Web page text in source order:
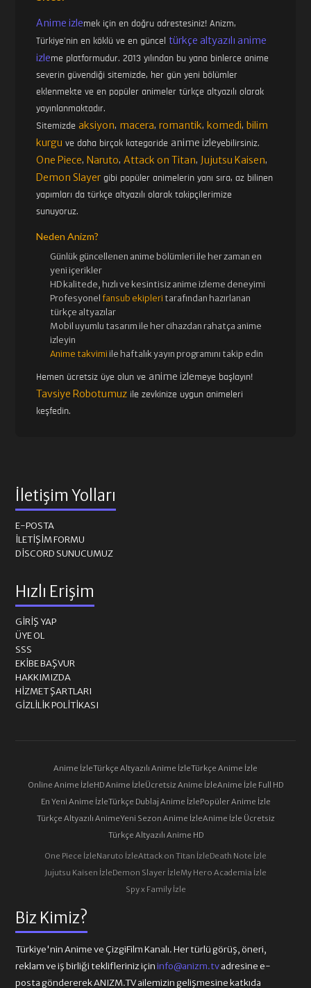
Anime izlemek için en doğru adrestesiniz! Anizm,
Türkiye'nin en köklü ve en günceltürkçe altyazılı anime
izleme platformudur. 2013 yılından bu yana binlerce anime
severin güvendiği sitemizde, her gün yeni bölümler
eklenmekte ve en popüler animeler türkçe altyazılı olarak
yayınlanmaktadır.
Sitemizdeaksiyon, macera,romantik, komedi, bilim
kurgu ve daha birçok kategoride anime izleyebilirsiniz.
One Piece, Naruto,Attack on Titan, Jujutsu Kaisen,
Demon Slayer gibi popüler animelerin yanı sıra, az bilinen
yapımları da türkçe altyazılı olarak takipçilerimize
sunuyoruz.
Neden Anizm?
Günlük güncellenen anime bölümleri ile her zaman en
yeni içerikler
HD kalitede, hızlı ve kesintisiz anime izleme deneyimi
Profesyonelfansub ekipleri tarafından hazırlanan
türkçe altyazılar
Mobil uyumlu tasarım ile her cihazdan rahatça anime
izleyin
Anime takvimi ile haftalık yayın programını takip edin
Hemen ücretsiz üye olun ve anime izlemeye başlayın!
Tavsiye Robotumuz ile zevkinize uygun animeleri
keşfedin.
Biz Kimiz?
Türkiye'nin Anime ve ÇizgiFilm Kanalı. Her türlü görüş, öneri,
reklam ve iş birliği teklifleriniz içininfo@anizm.tvadresine e-
posta göndererek ANIZM.TV ailemizin gelişmesine katkıda
İletişim Yolları
E-POSTA
İLETIŞIM FORMU
DISCORD SUNUCUMUZ
Hızlı Erişim
GIRIŞ YAP
ÜYE OL
SSS
EKIBE BAŞVUR
HAKKIMIZDA
HIZMET ŞARTLARI
GIZLILIK POLITIKASI
Anime İzleTürkçe Altyazılı Anime İzleTürkçe Anime İzle
Online Anime İzleHD Anime İzleÜcretsiz Anime İzleAnime İzle Full HD
En Yeni Anime İzleTürkçe Dublaj Anime İzlePopüler Anime İzle
Türkçe Altyazılı AnimeYeni Sezon Anime İzleAnime İzle Ücretsiz
Türkçe Altyazılı Anime HD
One Piece İzleNaruto İzleAttack on Titan İzleDeath Note İzle
Jujutsu Kaisen İzleDemon Slayer İzleMy Hero Academia İzle
Spy x Family İzle